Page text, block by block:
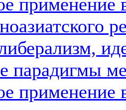
парадигмы
применение